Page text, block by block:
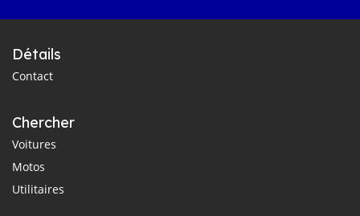
Détails
Contact
Chercher
Voitures
Motos
Utilitaires